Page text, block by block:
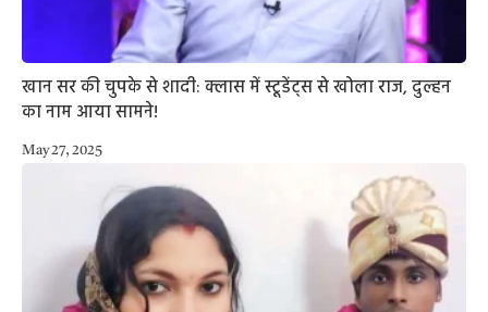
खान सर की चुपके से शादी: क्लास में स्टूडेंट्स से खोला राज, दुल्हन
का नाम आया सामने!
May 27, 2025